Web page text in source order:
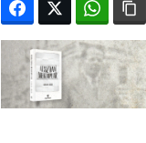
FacebookTwitter